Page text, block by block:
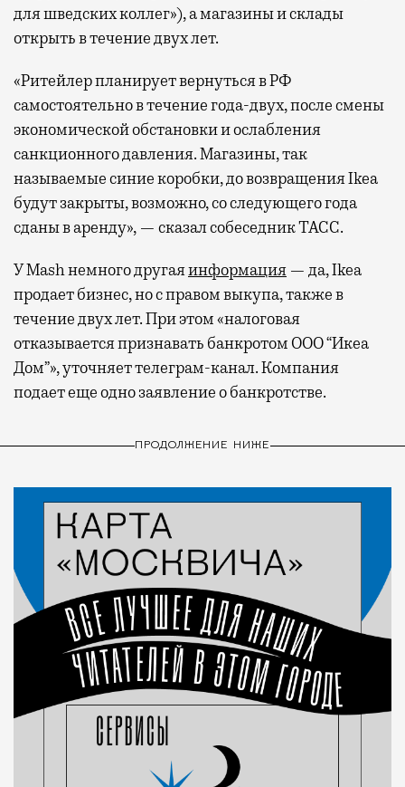
для шведских коллег»), а магазины и склады
открыть в течение двух лет.
«Ритейлер планирует вернуться в РФ
самостоятельно в течение года-двух, после смены
экономической обстановки и ослабления
санкционного давления. Магазины, так
называемые синие коробки, до возвращения Ikea
будут закрыты, возможно, со следующего года
сданы в аренду», — сказал собеседник ТАСС.
У Mash немного другаяинформация — да, Ikea
продает бизнес, но с правом выкупа, также в
течение двух лет. При этом «налоговая
отказывается признавать банкротом ООО “Икеа
Дом”», уточняет телеграм-канал. Компания
подает еще одно заявление о банкротстве.
ПРОДОЛЖЕНИЕ НИЖЕ